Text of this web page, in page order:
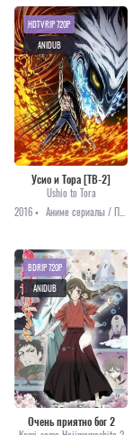
Усио и Тора [ТВ-2]
Ushio to Tora
2016 •
HDTVRIP 720P
ANIDUB
Очень приятно бог 2
BDRIP 720P
ANIDUB